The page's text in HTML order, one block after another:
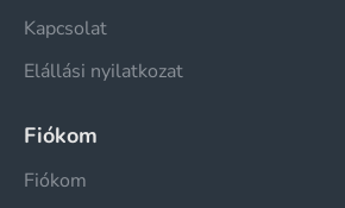
Kapcsolat
Elállási nyilatkozat
Fiókom
Fiókom